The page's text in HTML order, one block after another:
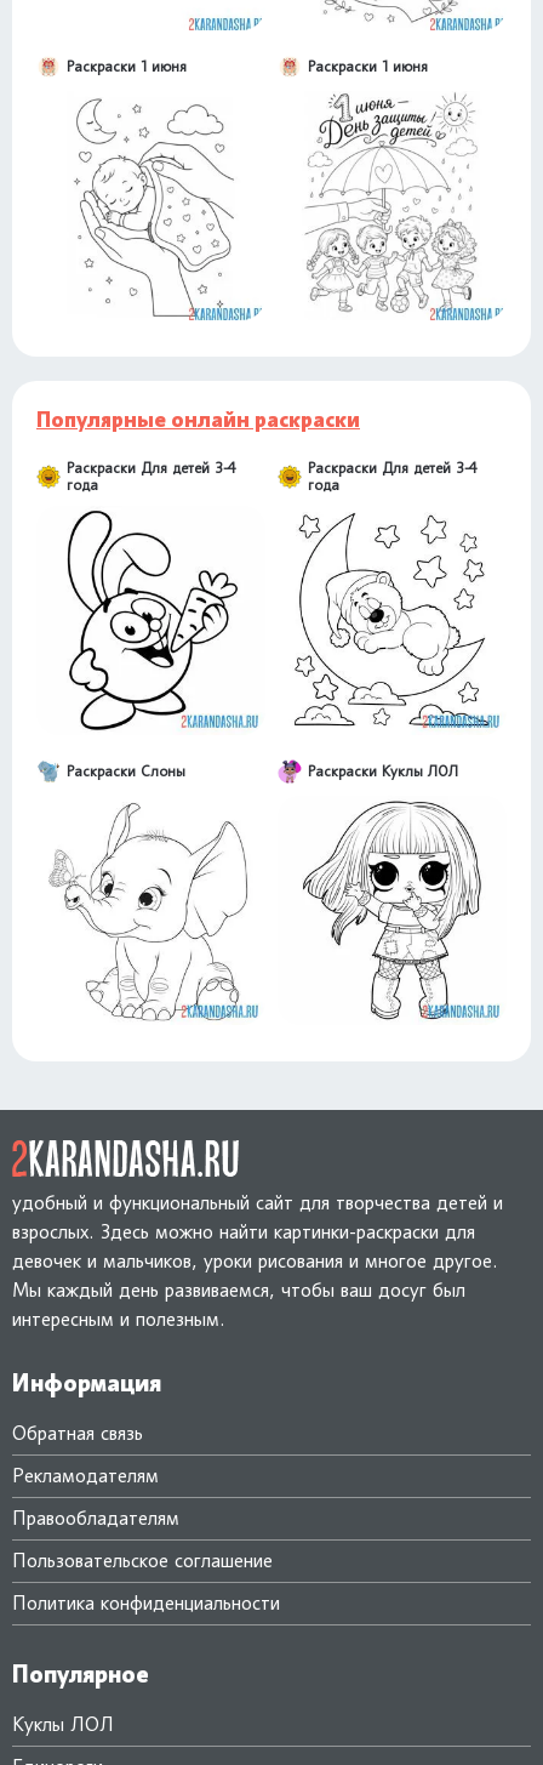
Раскраски 1 июня Раскраски 1 июня
Популярные онлайн раскраски
Раскраски Для детей 3-4
года
Раскраски Для детей 3-4
года
Раскраски Слоны Раскраски Куклы ЛОЛ
удобный и функциональный сайт для творчества детей и
взрослых. Здесь можно найти картинки-раскраски для
девочек и мальчиков, уроки рисования и многое другое.
Мы каждый день развиваемся, чтобы ваш досуг был
интересным и полезным.
Информация
Обратная связь
Рекламодателям
Правообладателям
Пользовательское соглашение
Политика конфиденциальности
Популярное
Куклы ЛОЛ